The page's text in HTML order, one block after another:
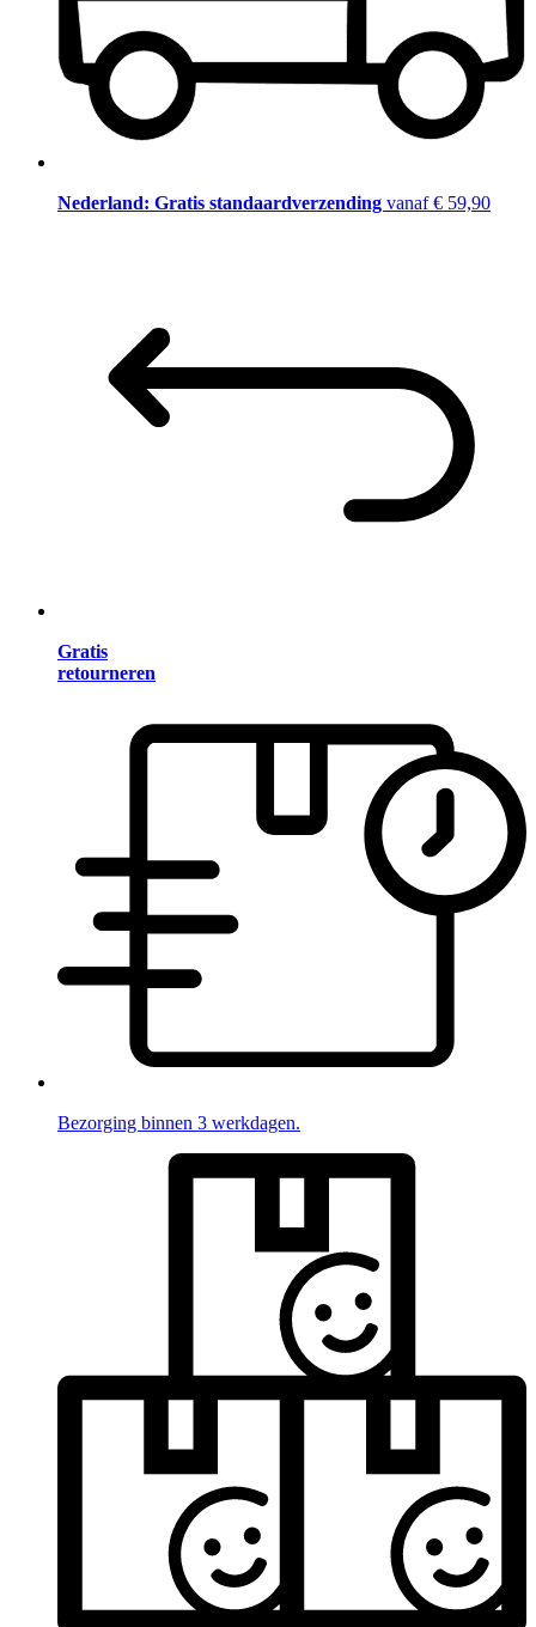
Nederland: Gratis standaardverzending vanaf € 59,90
Gratis
retourneren
Bezorging binnen 3 werkdagen.